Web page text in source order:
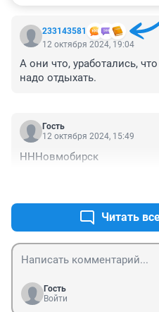
233143581
12 октября 2024, 19:04
А они что, уработались,
надо отдыхать.
Гость
12 октября 2024, 15:49
НННовмобирск
Читать
Гость
Войти